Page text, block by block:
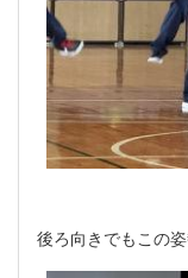
後ろ向きでもこの